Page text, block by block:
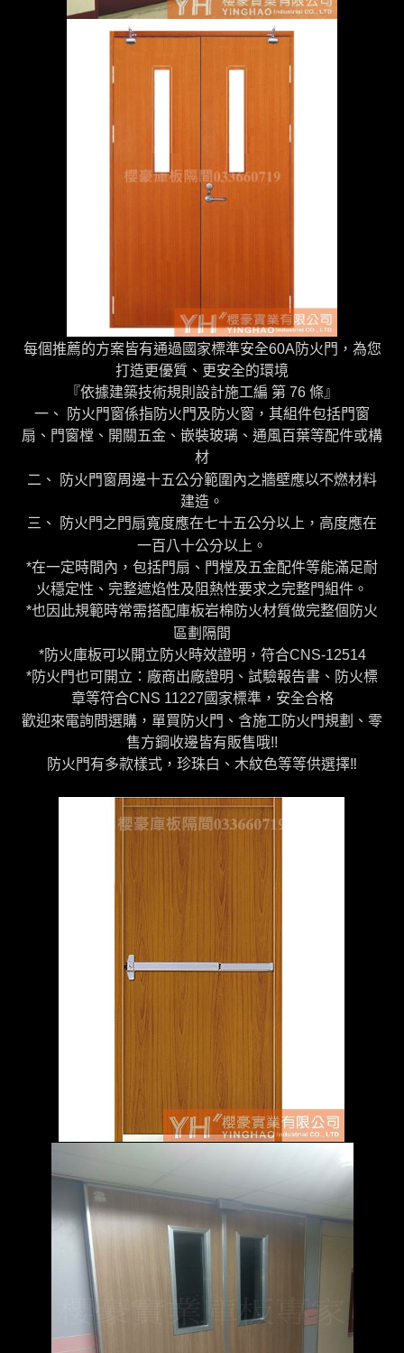
每個推薦的方案皆有通過國家標準安全60A防火門，為您
打造更優質、更安全的環境
『依據建築技術規則設計施工編 第 76 條』
一、 防火門窗係指防火門及防火窗，其組件包括門窗
扇、門窗樘、開關五金、嵌裝玻璃、通風百葉等配件或構
材
二、 防火門窗周邊十五公分範圍內之牆壁應以不燃材料
建造。
三、 防火門之門扇寬度應在七十五公分以上，高度應在
一百八十公分以上。
*在一定時間內，包括門扇、門樘及五金配件等能滿足耐
火穩定性、完整遮焰性及阻熱性要求之完整門組件。
*也因此規範時常需搭配庫板岩棉防火材質做完整個防火
區劃隔間
*防火庫板可以開立防火時效證明，符合CNS-12514
*防火門也可開立：廠商出廠證明、試驗報告書、防火標
章等符合CNS 11227國家標準，安全合格
歡迎來電詢問選購，單買防火門、含施工防火門規劃、零
售方鋼收邊皆有販售哦!!
防火門有多款樣式，珍珠白、木紋色等等供選擇‼